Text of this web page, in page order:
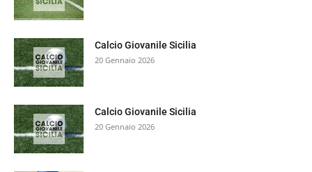
Calcio Giovanile Sicilia
20 Gennaio 2026
Calcio Giovanile Sicilia
20 Gennaio 2026